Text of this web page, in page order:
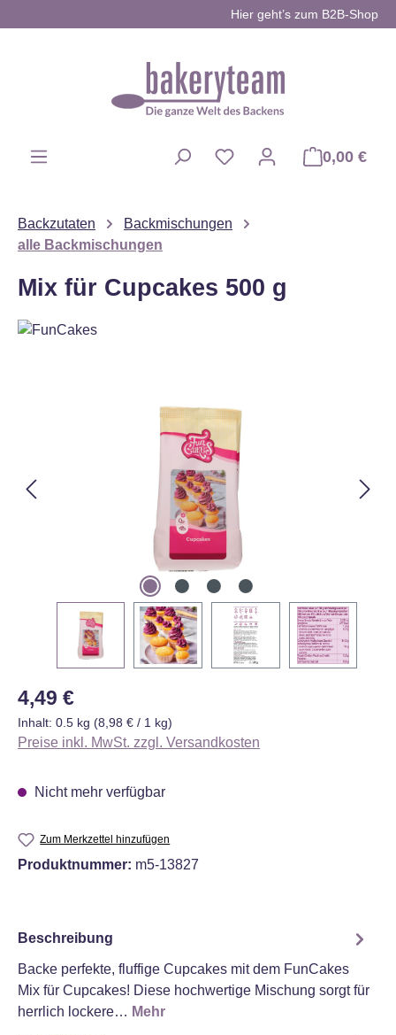
Hier geht’s zum B2B-Shop
0,00 €
Backzutaten
Backmischungen
alle Backmischungen
Mix für Cupcakes 500 g
Regulärer Preis:
4,49 €
Inhalt: 0.5 kg (8,98 € / 1 kg)
Preise inkl. MwSt. zzgl. Versandkosten
Nicht mehr verfügbar
Zum Merkzettel hinzufügen
Produktnummer: m5-13827
Beschreibung
Backe perfekte, fluffige Cupcakes mit dem FunCakes
Mix für Cupcakes! Diese hochwertige Mischung sorgt für
herrlich lockere… Mehr